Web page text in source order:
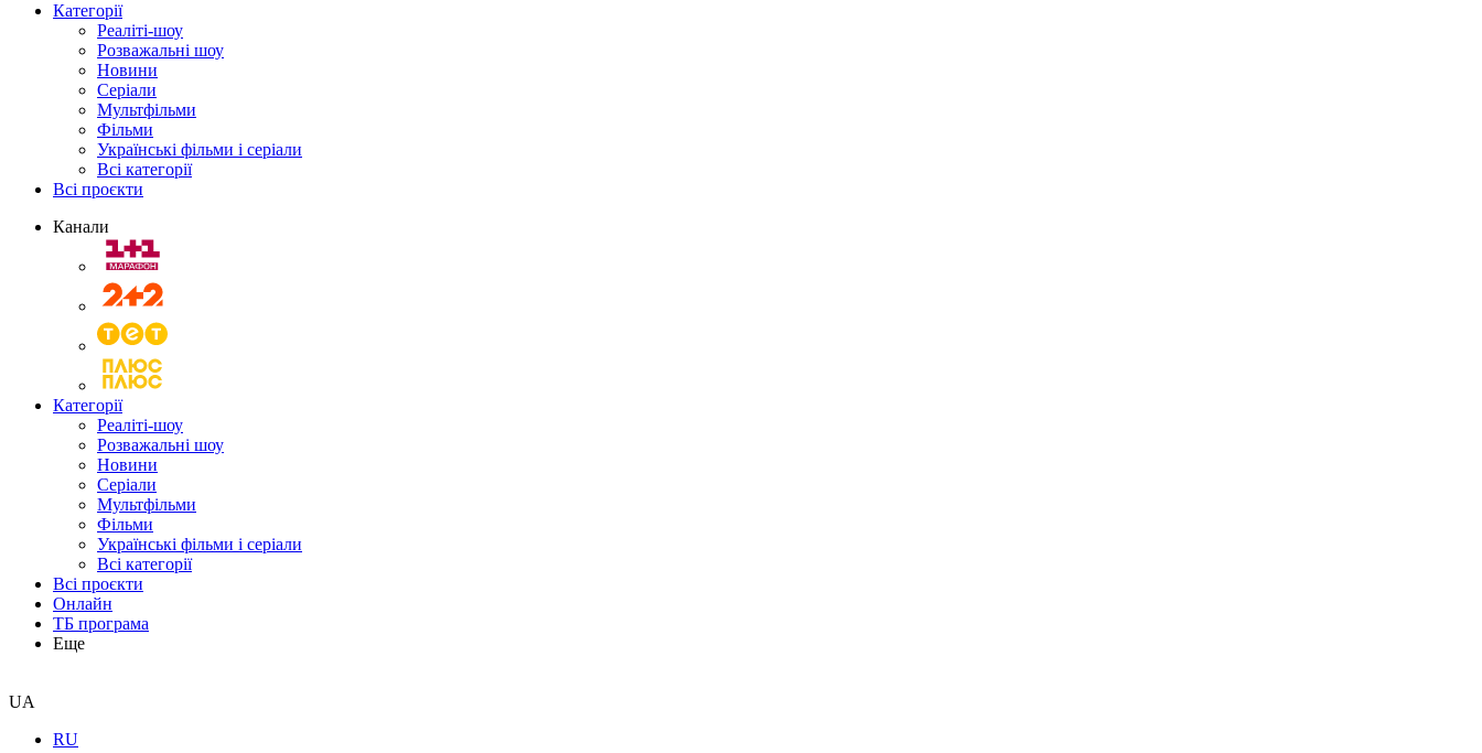
Категорії
Реаліті-шоу
Розважальні шоу
Новини
Серіали
Мультфільми
Фільми
Українські фільми і серіали
Всі категорії
Всі проєкти
Канали
Категорії
Реаліті-шоу
Розважальні шоу
Новини
Серіали
Мультфільми
Фільми
Українські фільми і серіали
Всі категорії
Всі проєкти
Онлайн
ТБ програма
Еще
UA
RU